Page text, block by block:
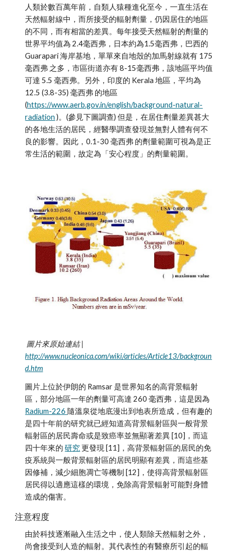
人類於數百萬年前，自類人猿種進化至今，一直生活在
天然輻射線中，而所接受的輻射劑量，仍因居住的地區
的不同，而有相當的差異。每年接受天然輻射的劑量的
世界平均值為 2.4毫西弗，日本約為1.5毫西弗，巴西的
Guarapari 海岸基地，單單來自地殼的加馬射線就有 175
毫西弗 之多，市區街道亦有 8-15毫西弗，該地區平均值
可達 5.5 毫西弗。另外，印度的 Kerala 地區，平均為
12.5 (3.8-35) 毫西弗 的地區
(https://www.aerb.gov.in/english/background-natural-
radiation )。(參見下圖調查) 但是，在居住劑量差異甚大
的各地生活的居民，經醫學調查發現並無對人體有何不
良的影響。因此，0.1-30 毫西弗 的劑量範圍可視為是正
常生活的範圍，故定為「安心程度」的劑量範圍。
http://www.nucleonica.com/wiki/articles/Article13/backgroun
d.htm
圖片上位於伊朗的 Ramsar 是世界知名的高背景輻射
Radium-226 隨溫泉從地底漫出到地表所造成，但有趣的
是四十年前的研究就已經知道高背景輻射區與一般背景
輻射區的居民壽命或是致癌率並無顯著差異 [10]，而這
四十年來的 研究 更發現 [11]，高背景輻射區的居民的免
疫系統與一般背景輻射區的居民明顯有差異，而這些基
因修補，減少細胞凋亡等機制 [12]，使得高背景輻射區
居民得以適應這樣的環境，免除高背景輻射可能對身體
造成的傷害。
注意程度
由於科技逐漸融入生活之中，使人類除天然輻射之外，
尚會接受到人造的輻射。其代表性的有醫療所引起的輻